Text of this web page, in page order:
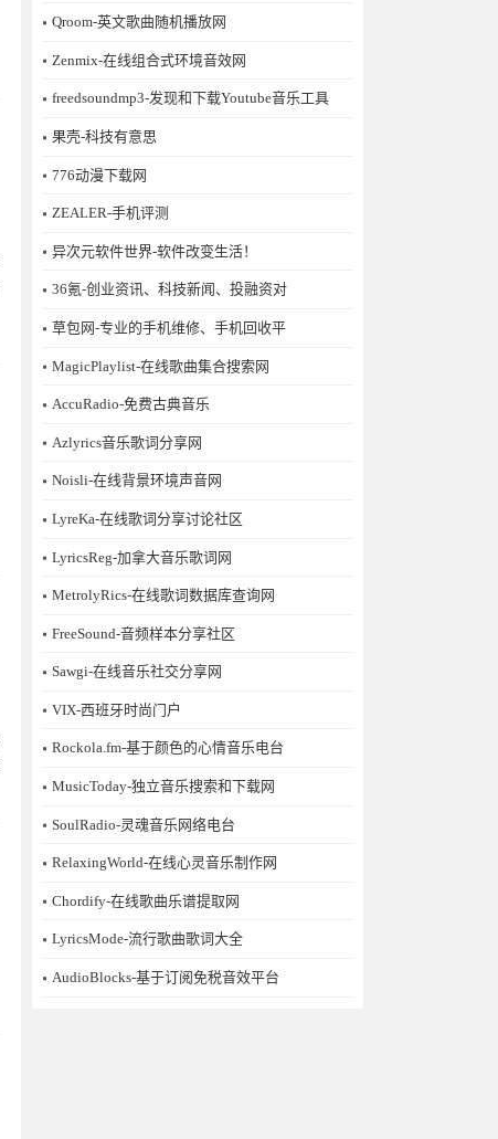
Qroom-英文歌曲随机播放网
Zenmix-在线组合式环境音效网
freedsoundmp3-发现和下载Youtube音乐工具
果壳-科技有意思
776动漫下载网
ZEALER-手机评测
异次元软件世界-软件改变生活！
36氪-创业资讯、科技新闻、投融资对
草包网-专业的手机维修、手机回收平
MagicPlaylist-在线歌曲集合搜索网
AccuRadio-免费古典音乐
Azlyrics音乐歌词分享网
Noisli-在线背景环境声音网
LyreKa-在线歌词分享讨论社区
LyricsReg-加拿大音乐歌词网
MetrolyRics-在线歌词数据库查询网
FreeSound-音频样本分享社区
Sawgi-在线音乐社交分享网
​VIX-西班牙时尚门户
Rockola.fm-基于颜色的心情音乐电台
MusicToday-独立音乐搜索和下载网
SoulRadio-灵魂音乐网络电台
RelaxingWorld-在线心灵音乐制作网
Chordify-在线歌曲乐谱提取网
LyricsMode-流行歌曲歌词大全
AudioBlocks-基于订阅免税音效平台